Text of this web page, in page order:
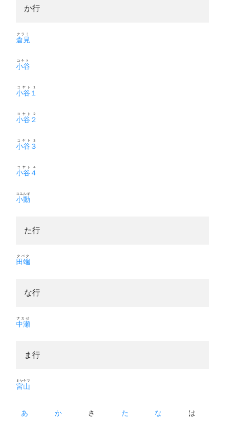
か行
倉見
クラミ
小谷
コヤト
小谷１
コヤト１
小谷２
コヤト２
小谷３
コヤト３
小谷４
コヤト４
小動
コユルギ
た行
田端
タバタ
な行
中瀬
ナカゼ
ま行
宮山
ミヤヤマ
あ か さ た な は